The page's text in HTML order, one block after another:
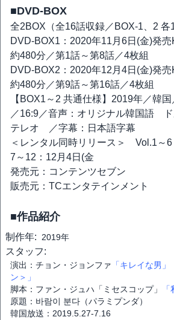
■DVD-BOX
全2BOX（全16話収録／BOX-1、2 各
DVD-BOX1：2020年11月6日(金)発
約480分／第1話～第8話／4枚組
DVD-BOX2：2020年12月4日(金)発
約480分／第9話～第16話／4枚組
【BOX1～2 共通仕様】2019年／韓
／16:9／音声：オリジナル韓国語
テレオ ／字幕：日本語字幕
＜レンタル同時リリース＞ Vol.1～6
7～12：12月4日(金
発売元：コンテンツセブン
販売元：TCエンタテインメント
■作品紹介
制作年: 2019年
スタッフ:
演出：チョン・ジョンファ 「キレイな男」
ン＞」
脚本：ファン・ジュハ「ミセスコップ」
原題：바람이 분다（パラミプンダ）
韓国放送：2019.5.27-7.16